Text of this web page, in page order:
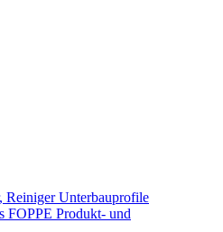
Reiniger Unterbauprofile
FOPPE Produkt- und